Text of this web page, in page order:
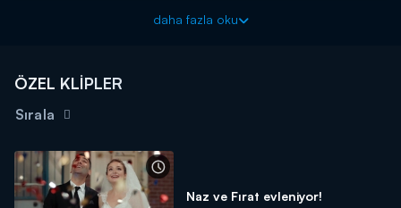
Sevi, Bora'yı affedecek mi?
daha fazla oku
ÖZEL KLİPLER
Sırala
Naz ve Fırat evleniyor!